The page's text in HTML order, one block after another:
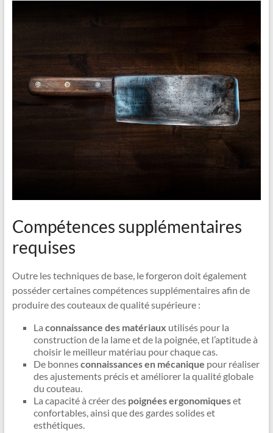
Compétences supplémentaires
requises
Outre les techniques de base, le forgeron doit également
posséder certaines compétences supplémentaires afin de
produire des couteaux de qualité supérieure :
La connaissance des matériaux utilisés pour la
construction de la lame et de la poignée, et l’aptitude à
choisir le meilleur matériau pour chaque cas.
De bonnesconnaissances en mécanique pour réaliser
des ajustements précis et améliorer la qualité globale
du couteau.
La capacité à créer des poignées ergonomiqueset
confortables, ainsi que des gardes solides et
esthétiques.